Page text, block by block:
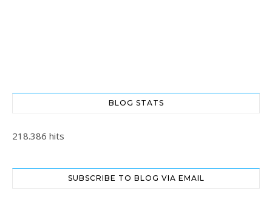
BLOG STATS
218.386 hits
SUBSCRIBE TO BLOG VIA EMAIL